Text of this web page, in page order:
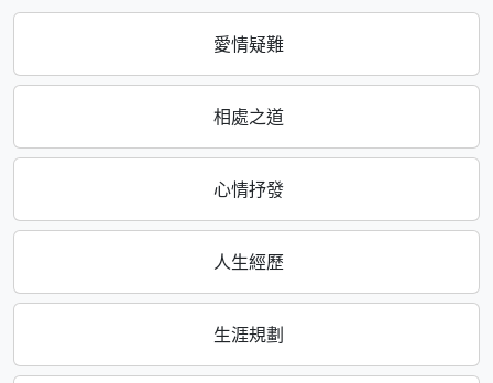
愛情疑難
相處之道
心情抒發
人生經歷
生涯規劃